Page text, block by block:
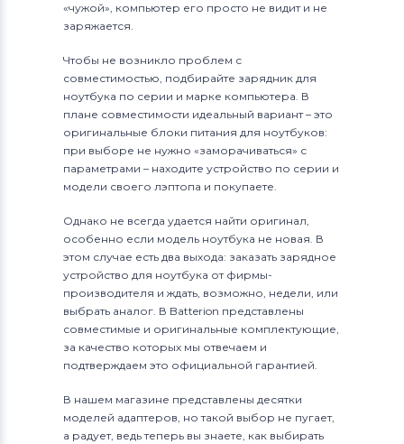
«чужой», компьютер его просто не видит и не
заряжается.
Чтобы не возникло проблем с
совместимостью, подбирайте зарядник для
ноутбука по серии и марке компьютера. В
плане совместимости идеальный вариант – это
оригинальные блоки питания для ноутбуков:
при выборе не нужно «заморачиваться» с
параметрами – находите устройство по серии и
модели своего лэптопа и покупаете.
Однако не всегда удается найти оригинал,
особенно если модель ноутбука не новая. В
этом случае есть два выхода: заказать зарядное
устройство для ноутбука от фирмы-
производителя и ждать, возможно, недели, или
выбрать аналог. В Batterion представлены
совместимые и оригинальные комплектующие,
за качество которых мы отвечаем и
подтверждаем это официальной гарантией.
В нашем магазине представлены десятки
моделей адаптеров, но такой выбор не пугает,
а радует, ведь теперь вы знаете, как выбирать